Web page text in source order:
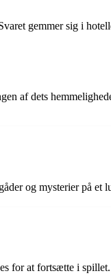
gemmer sig i
af dets
og mysterier på et
for at fortsætte i spillet.